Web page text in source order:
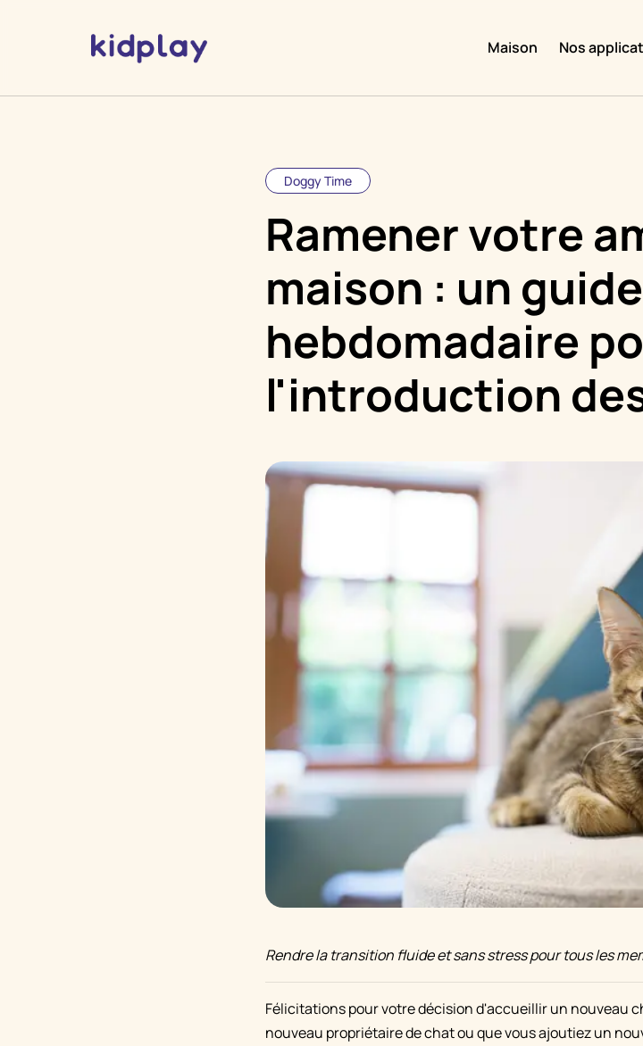
Maison Nos
Fever Whiz
Doggy Time
Ramener votre
maison : un guide
hebdomadaire
l'introduction
Rendre la transition fluide et sans stress pour tous les
Félicitations pour votre décision d'accueillir un nouveau
nouveau propriétaire de chat ou que vous ajoutiez un